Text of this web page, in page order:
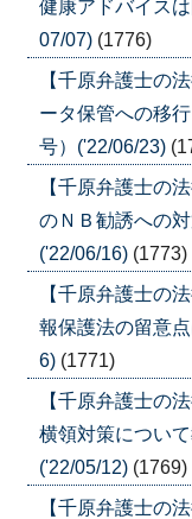
健康アドバイス
07/07) (1776)
【千原弁護士
ータ保管への移
号）('22/06/23)
【千原弁護士
のＮＢ勧誘への
('22/06/16) (1773)
【千原弁護士
報保護法の留意
6) (1771)
【千原弁護士
横領対策につい
('22/05/12) (1769)
【千原弁護士